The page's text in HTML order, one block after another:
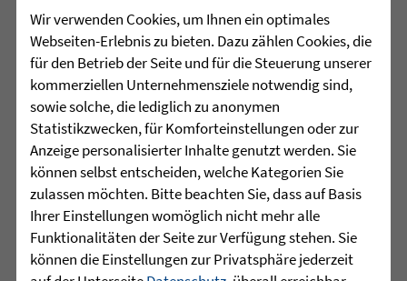
Mutmurmeln und
Rechenmäuse - auf geht´s in
die Schulzeit
Am Mittwoch, 27.07.26 verabschiedete
das Team des Schulkindergartens der
Leopoldschule in Altshausen die
Vorschüler mit einer bunten und
emotionalen ...
mehr lesen
Wir verwenden Cookies, um Ihnen ein optimales
Webseiten-Erlebnis zu bieten. Dazu zählen Cookies, die
für den Betrieb der Seite und für die Steuerung unserer
kommerziellen Unternehmensziele notwendig sind,
sowie solche, die lediglich zu anonymen
Statistikzwecken, für Komforteinstellungen oder zur
Anzeige personalisierter Inhalte genutzt werden. Sie
können selbst entscheiden, welche Kategorien Sie
zulassen möchten. Bitte beachten Sie, dass auf Basis
Ihrer Einstellungen womöglich nicht mehr alle
Funktionalitäten der Seite zur Verfügung stehen. Sie
können die Einstellungen zur Privatsphäre jederzeit